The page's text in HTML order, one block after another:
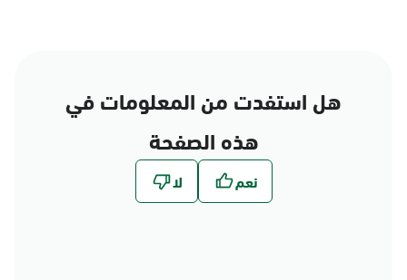
هل استفدت من المعلومات في
هذه الصفحة